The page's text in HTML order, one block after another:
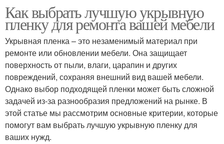
Как выбрать лучшую укрывную
пленку для ремонта вашей мебели
Укрывная пленка – это незаменимый материал при
ремонте или обновлении мебели. Она защищает
поверхность от пыли, влаги, царапин и других
повреждений, сохраняя внешний вид вашей мебели.
Однако выбор подходящей пленки может быть сложной
задачей из-за разнообразия предложений на рынке. В
этой статье мы рассмотрим основные критерии, которые
помогут вам выбрать лучшую укрывную пленку для
ваших нужд.